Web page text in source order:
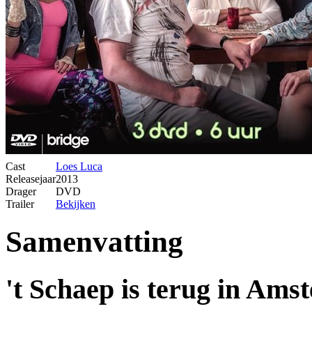
Cast
Loes Luca
Releasejaar2013
Drager
DVD
Trailer
Bekijken
Samenvatting
't Schaep is terug in